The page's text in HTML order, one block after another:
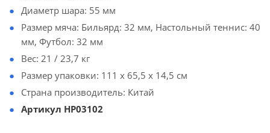
Диаметр шара: 55 мм
Размер мяча: Бильярд: 32 мм, Настольный теннис: 40
мм, Футбол: 32 мм
Вес: 21 / 23,7 кг
Размер упаковки: 111 х 65,5 х 14,5 см
Страна производитель: Китай
Артикул HP03102